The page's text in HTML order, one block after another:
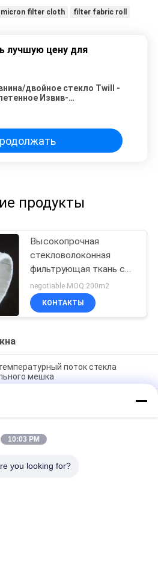
micron filter cloth filter fabric roll
лучшую цену для
двойное стекло Twill -
Извив-
продукты
Высокопрочная
стекловолоконная
фильтрующая ткань с
отличной
кислотостойкостью и
умеренной
negotiable MOQ:200m2
КОНТАКТЫ
поток стекла
мешка
сплетенное - волокно
ткани стеклоткани ткани 7628
одетой низкопробной
10:03 PM
you looking for?